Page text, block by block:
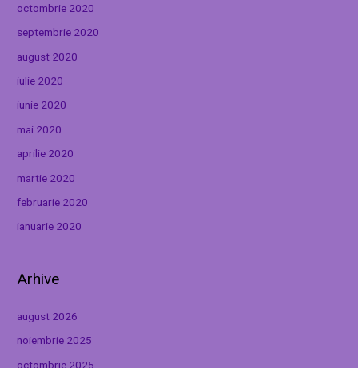
octombrie 2020
septembrie 2020
august 2020
iulie 2020
iunie 2020
mai 2020
aprilie 2020
martie 2020
februarie 2020
ianuarie 2020
Arhive
august 2026
noiembrie 2025
octombrie 2025